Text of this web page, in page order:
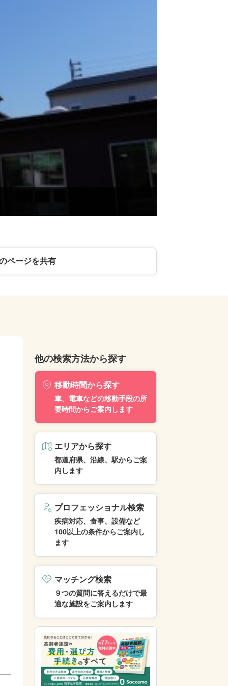
ページを共有
他の検索方法から探す
移動時間から探す
車、電車などの移動手段の所
要時間からご案内します
エリアから探す
都道府県、沿線、駅からご案
内します
プロフェッショナル検索
疾病対応、食事、設備など
100以上の条件からご案内し
ます
マッチング検索
９つの質問に答えるだけで最
適な施設をご案内します